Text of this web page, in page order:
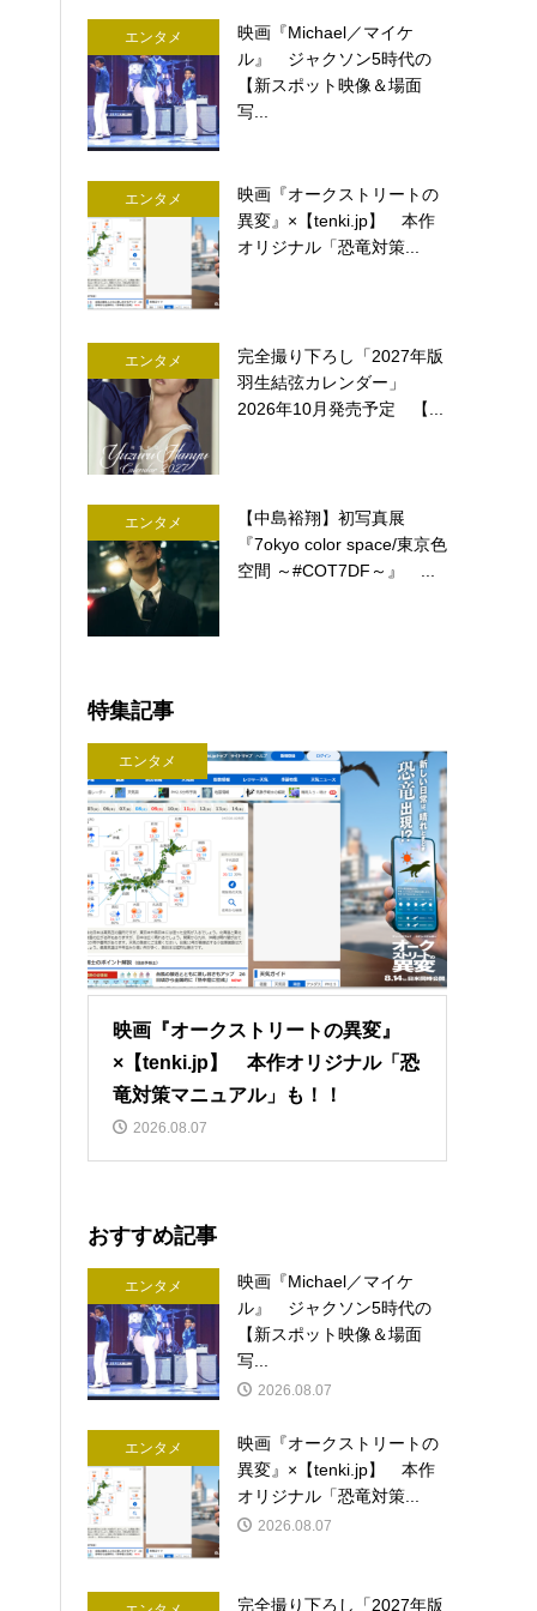
エンタメ
映画『Michael／マイケ
ル』 ジャクソン5時代の
【新スポット映像＆場面
写...
エンタメ
映画『オークストリートの
異変』×【tenki.jp】 本作
オリジナル「恐竜対策...
エンタメ
完全撮り下ろし「2027年版
羽生結弦カレンダー」
2026年10月発売予定 【...
エンタメ
【中島裕翔】初写真展
『7okyo color space/東京色
空間 ～#COT7DF～』 ...
特集記事
エンタメ
映画『オークストリートの異変』
×【tenki.jp】 本作オリジナル「恐
竜対策マニュアル」も！！
2026.08.07
おすすめ記事
エンタメ
映画『Michael／マイケ
ル』 ジャクソン5時代の
【新スポット映像＆場面
写...
2026.08.07
エンタメ
映画『オークストリートの
異変』×【tenki.jp】 本作
オリジナル「恐竜対策...
2026.08.07
完全撮り下ろし「2027年版